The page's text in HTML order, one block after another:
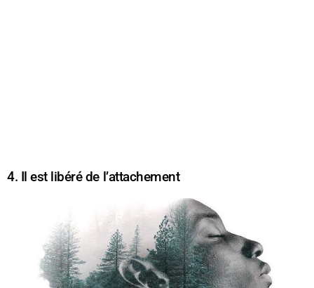
4. Il est libéré de l’attachement